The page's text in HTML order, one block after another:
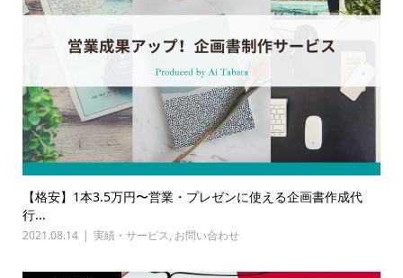
【格安】1本3.5万円〜営業・プレゼンに使える企画書作成代
行...
2021.08.14 実績・サービス, お問い合わせ